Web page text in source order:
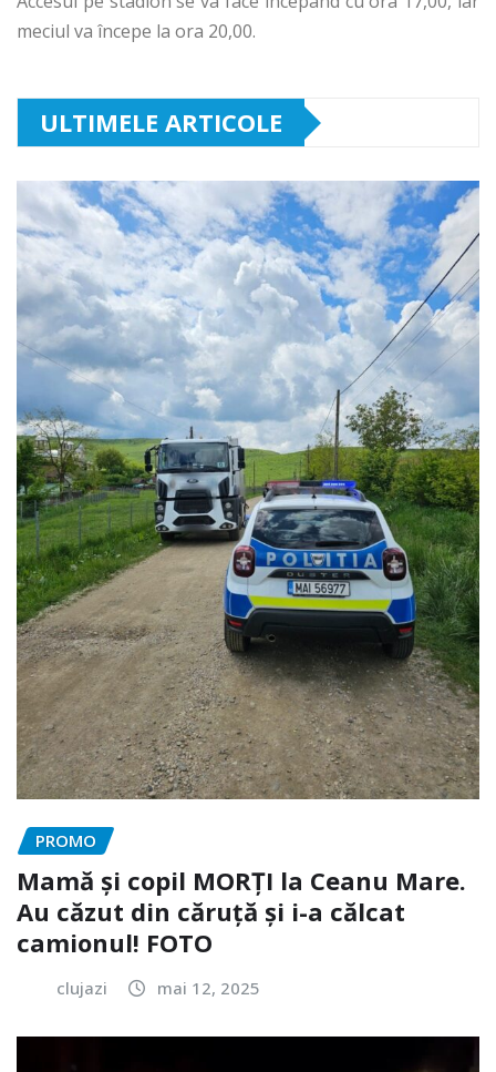
meciul va începe la ora 20,00.
ULTIMELE ARTICOLE
PROMO
Mamă și copil MORȚI la Ceanu Mare.
Au căzut din căruță și i-a călcat
camionul! FOTO
clujazi mai 12, 2025